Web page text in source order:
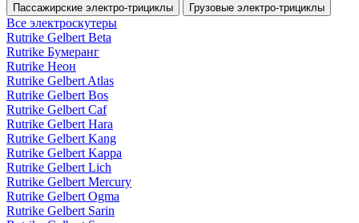
Пассажирские электро‑трициклы Грузовые электро‑трициклы
Все электро­скутеры
Rutrike Gelbert Beta
Rutrike Бумеранг
Rutrike Неон
Rutrike Gelbert Atlas
Rutrike Gelbert Bos
Rutrike Gelbert Caf
Rutrike Gelbert Hara
Rutrike Gelbert Kang
Rutrike Gelbert Kappa
Rutrike Gelbert Lich
Rutrike Gelbert Mercury
Rutrike Gelbert Ogma
Rutrike Gelbert Sarin